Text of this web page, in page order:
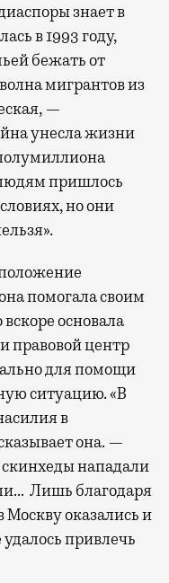
знает в
в 1993 году,
бежать от
мигрантов из
—
унесла жизни
пришлось
но они
помогала своим
основала
правовой центр
для помощи
ситуацию. «В
в
она. —
нападали
Лишь благодаря
Москву оказались и
привлечь